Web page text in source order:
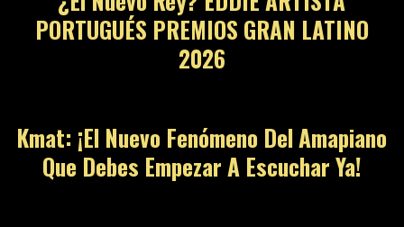
PORTUGUÉS PREMIOS GRAN LATINO
2026
Kmat: ¡El Nuevo Fenómeno Del Amapiano
Que Debes Empezar A Escuchar Ya!